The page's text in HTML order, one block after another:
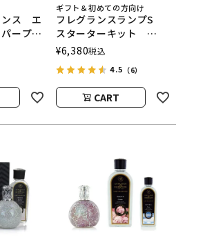
ンス エ
ープル
レグ
オイル
ドバー
ギフト＆初めての方向け
フレグランスランプS
スターターキット
ASHLEIGH&BURWOOD
（アシュレイアンドバー
ウッド）
¥6,380税込
4.5 （6）
CART